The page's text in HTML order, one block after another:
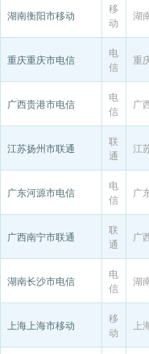
湖南衡阳市移动
移
动
湖
重庆重庆市电信
电
信
重
广西贵港市电信
电
信
广
江苏扬州市联通
联
通
江
广东河源市电信
电
信
广
广西南宁市联通
联
通
广
湖南长沙市电信
电
信
湖
上海上海市移动
移
动
上